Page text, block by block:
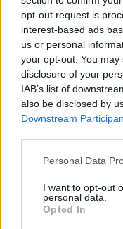
opt-out request is
interest-based ads
us or personal
your opt-out. You
disclosure of your
IAB’s list of
also be disclosed by
Downstream
Personal Data
I want to opt-out
personal data.
Opted In